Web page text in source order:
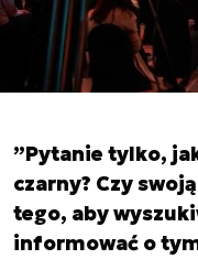
”Pytanie tylko,
czarny? Czy
tego, aby
informować o